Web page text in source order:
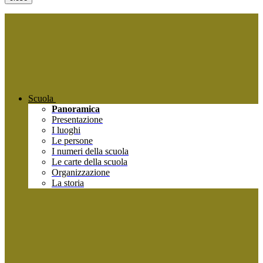
Scuola
Panoramica
Presentazione
I luoghi
Le persone
I numeri della scuola
Le carte della scuola
Organizzazione
La storia